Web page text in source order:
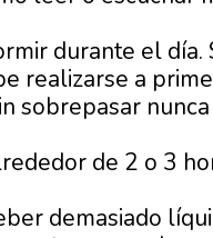
durante el día.
realizarse a
sobrepasar
de 2 o 3
demasiado